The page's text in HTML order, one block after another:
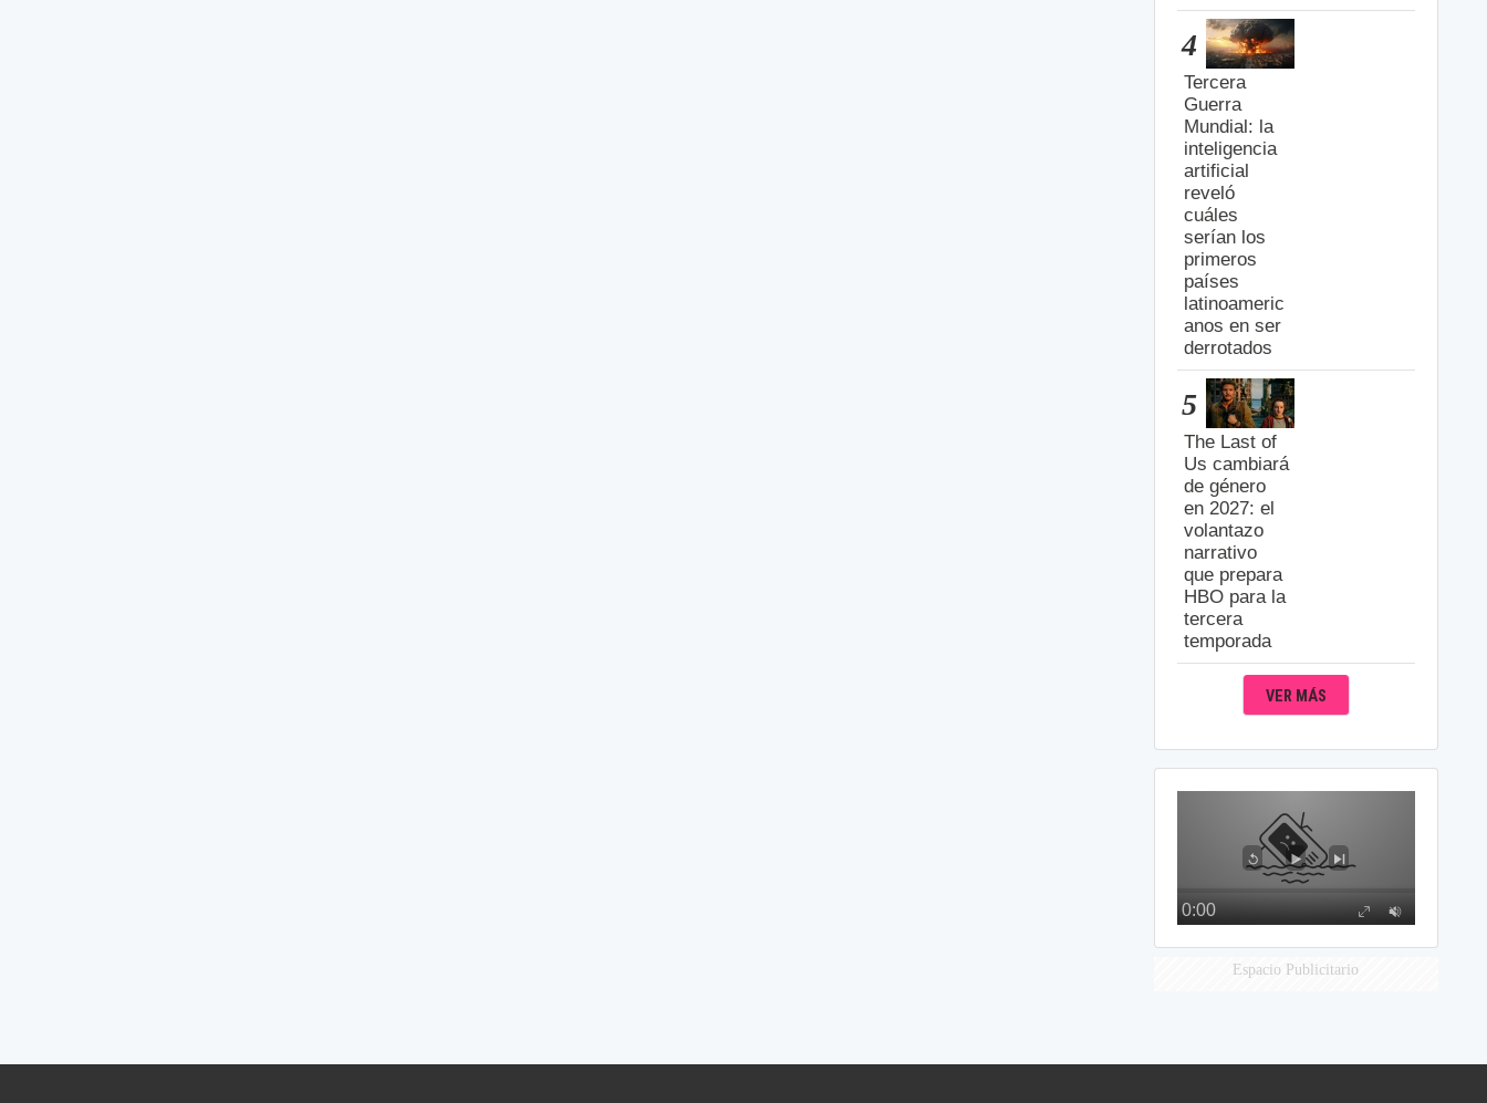
4
Tercera
Guerra
Mundial: la
inteligencia
artificial
reveló
cuáles
serían los
primeros
países
latinoameric
anos en ser
derrotados
5
The Last of
Us cambiará
de género
en 2027: el
volantazo
narrativo
que prepara
HBO para la
tercera
temporada
VER MÁS
Espacio Publicitario